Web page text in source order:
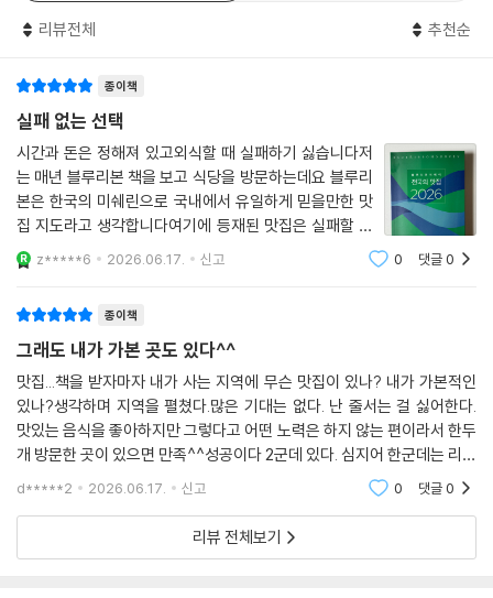
은 18개 늘어난 1,544개로 집계되어 전국 각지에 내공 있는 식당들이 꾸
■ 집단지성으로 완성되는 평가 시스템… 독자 참여형 가이드
〈블루리본서베이〉는 2019년부터 독자 참여 데이터를 중심으로 한 평가 시
스템으로 전환했다. 오랜 기간 축적된 독자 평가 데이터가 전문가 평가와
유사한 수준의 일관성과 신뢰도를 보여주었기 때문이다. 수만 명의 미식가
가 참여해 완성한 '집단지성의 결과물'인 만큼, 누구나 공감할 수 있는 객관
적이고 보편적인 미식 지표를 제시한다.
■ 효율적인 구성과 공신력 있는 인증 마크
이번 신간은 독자들의 편의를 위해 두 가지 섹션으로 구성되었다.
- 제1부: 리본 세 개 및 두 개를 받은 검증된 맛집 집중 소개
- 제2부: 전국 시·도별, 가나다순 배치를 통한 손쉬운 맛집 탐색
책자에 수록된 모든 식당에는 '블루리본 맛집 인증 스티커'가 배포되어 현
장에서도 방문객들이 블루리본 인증 맛집임을 쉽게 확인할 수 있다.
블루리본서베이 관계자는 "매년 엄선된 데이터를 통해 발행되는 〈전국의
맛집〉은 전국에 숨겨진 미식을 가장 잘 찾아주는 가이드"라 하며, "미식가
들에게는 신뢰할 수 있는 이정표가, 수록된 업장에는 자부심이 될 것"이라
고 밝혔다.
리뷰전체 추천순
종이책
실패 없는 선택
시간과 돈은 정해져 있고외식할 때 실패하기 싫습니다저
는 매년 블루리본 책을 보고 식당을 방문하는데요 블루리
본은 한국의 미쉐린으로 국내에서 유일하게 믿을만한 맛
집 지도라고 생각합니다여기에 등재된 맛집은 실패할 가
능성이 정말 드물거든요!
z*****6 2026.06.17. 신고 0 댓글0
종이책
그래도 내가 가본 곳도 있다^^
맛집...책을 받자마자 내가 사는 지역에 무슨 맛집이 있나? 내가 가본적인
있나?생각하며 지역을 펼쳤다.많은 기대는 없다. 난 줄서는 걸 싫어한다.
맛있는 음식을 좋아하지만 그렇다고 어떤 노력은 하지 않는 편이라서 한두
개 방문한 곳이 있으면 만족^^성공이다 2군데 있다. 심지어 한군데는 리본
도 있다니. 내일 퇴근하고 들를 곳도 정했다. 요즘 샌드위치에 빠져 있는데
d*****2 2026.06.17. 신고 0 댓글0
리뷰 전체보기